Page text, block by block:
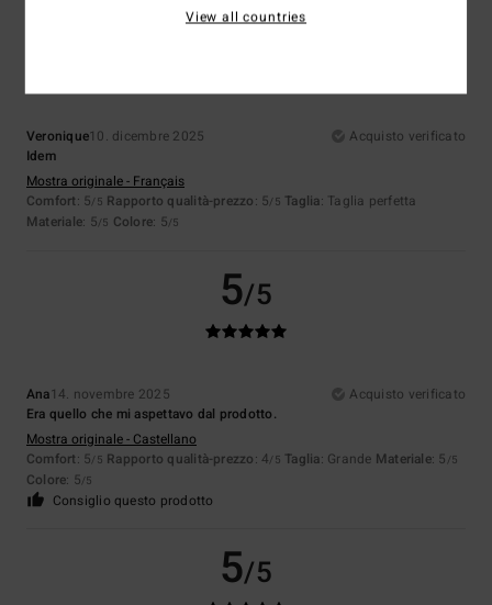
5/5
Veronique10. dicembre 2025
Acquisto verificato
Idem
Mostra originale - Français
Comfort: 5/5 Rapporto qualità-prezzo: 5/5 Taglia: Taglia perfetta
Materiale: 5/5 Colore: 5/5
5/5
Ana14. novembre 2025
Acquisto verificato
Era quello che mi aspettavo dal prodotto.
Mostra originale - Castellano
Comfort: 5/5 Rapporto qualità-prezzo: 4/5 Taglia: Grande Materiale: 5 /5
Colore: 5/5
Consiglio questo prodotto
5/5
View all countries